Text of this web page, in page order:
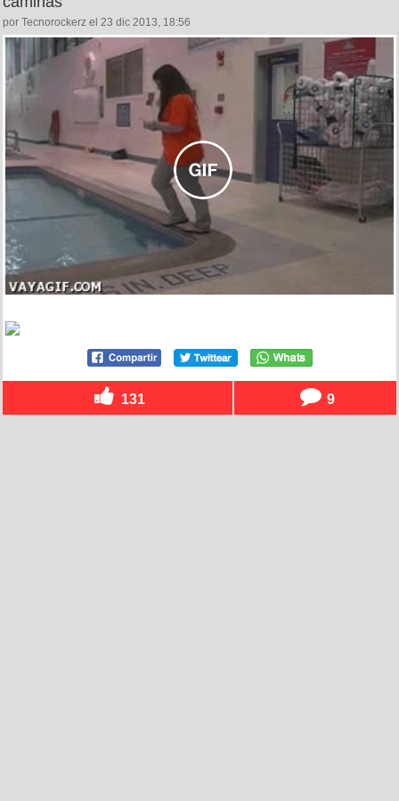
por Tecnorockerz el 23 dic 2013, 18:56
131 9